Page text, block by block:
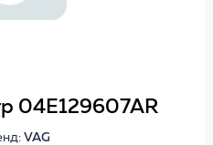
04E129607AR
VAG